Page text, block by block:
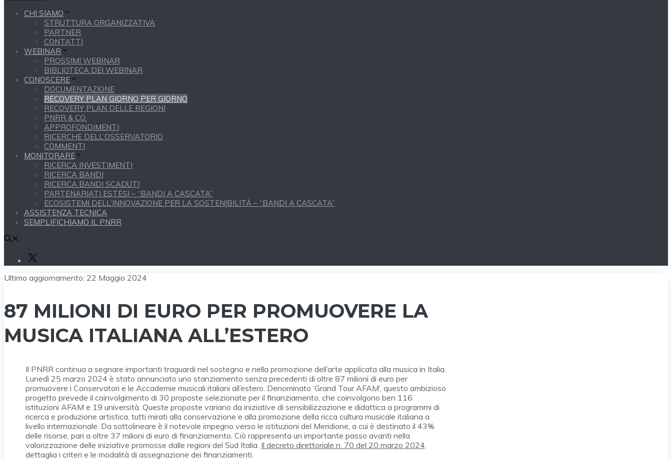
CHI SIAMO
STRUTTURA ORGANIZZATIVA
PARTNER
CONTATTI
WEBINAR
PROSSIMI WEBINAR
BIBLIOTECA DEI WEBINAR
CONOSCERE
DOCUMENTAZIONE
RECOVERY PLAN GIORNO PER GIORNO
RECOVERY PLAN DELLE REGIONI
PNRR & CO.
APPROFONDIMENTI
RICERCHE DELL’OSSERVATORIO
COMMENTI
MONITORARE
RICERCA INVESTIMENTI
RICERCA BANDI
RICERCA BANDI SCADUTI
PARTENARIATI ESTESI – “BANDI A CASCATA”
ECOSISTEMI DELL’INNOVAZIONE PER LA SOSTENIBILITÀ – “BANDI A CASCATA”
ASSISTENZA TECNICA
SEMPLIFICHIAMO IL PNRR
Ultimo aggiornamento: 22 Maggio 2024
87 MILIONI DI EURO PER PROMUOVERE LA
MUSICA ITALIANA ALL’ESTERO
Il PNRR continua a segnare importanti traguardi nel sostegno e nella promozione dell’arte applicata alla musica in Italia.
Lunedì 25 marzo 2024 è stato annunciato uno stanziamento senza precedenti di oltre 87 milioni di euro per
promuovere i Conservatori e le Accademie musicali italiani all’estero. Denominato ‘Grand Tour AFAM’, questo ambizioso
progetto prevede il coinvolgimento di 30 proposte selezionate per il finanziamento, che coinvolgono ben 116
istituzioni AFAM e 19 università. Queste proposte variano da iniziative di sensibilizzazione e didattica a programmi di
ricerca e produzione artistica, tutti mirati alla conservazione e alla promozione della ricca cultura musicale italiana a
livello internazionale. Da sottolineare è il notevole impegno verso le istituzioni del Meridione, a cui è destinato il 43%
delle risorse, pari a oltre 37 milioni di euro di finanziamento. Ciò rappresenta un importante passo avanti nella
valorizzazione delle iniziative promosse dalle regioni del Sud Italia. Il decreto direttoriale n. 70 del 20 marzo 2024,
dettaglia i criteri e le modalità di assegnazione dei finanziamenti.